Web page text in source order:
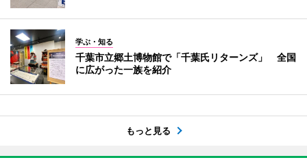
学ぶ・知る
千葉市立郷土博物館で「千葉氏リターンズ」 全国
に広がった一族を紹介
もっと見る